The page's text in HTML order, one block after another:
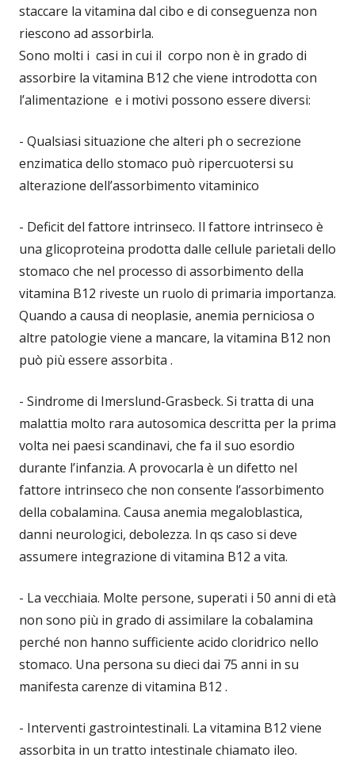
staccare la vitamina dal cibo e di conseguenza non
riescono ad assorbirla.
Sono molti i casi in cui il corpo non è in grado di
assorbire la vitamina B12 che viene introdotta con
l’alimentazione e i motivi possono essere diversi:
- Qualsiasi situazione che alteri ph o secrezione
enzimatica dello stomaco può ripercuotersi su
alterazione dell’assorbimento vitaminico
- Deficit del fattore intrinseco. Il fattore intrinseco è
una glicoproteina prodotta dalle cellule parietali dello
stomaco che nel processo di assorbimento della
vitamina B12 riveste un ruolo di primaria importanza.
Quando a causa di neoplasie, anemia perniciosa o
altre patologie viene a mancare, la vitamina B12 non
può più essere assorbita .
- Sindrome di Imerslund-Grasbeck. Si tratta di una
malattia molto rara autosomica descritta per la prima
volta nei paesi scandinavi, che fa il suo esordio
durante l’infanzia. A provocarla è un difetto nel
fattore intrinseco che non consente l’assorbimento
della cobalamina. Causa anemia megaloblastica,
danni neurologici, debolezza. In qs caso si deve
assumere integrazione di vitamina B12 a vita.
- La vecchiaia. Molte persone, superati i 50 anni di età
non sono più in grado di assimilare la cobalamina
perché non hanno sufficiente acido cloridrico nello
stomaco. Una persona su dieci dai 75 anni in su
manifesta carenze di vitamina B12 .
- Interventi gastrointestinali. La vitamina B12 viene
assorbita in un tratto intestinale chiamato ileo.